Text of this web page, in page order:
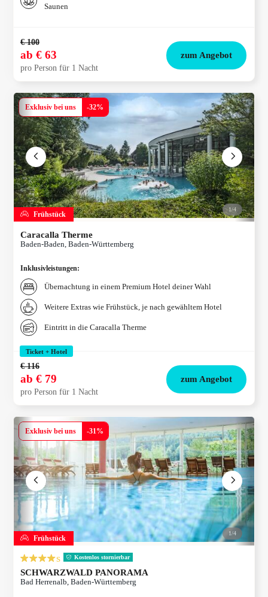
Saunen
€ 100
ab € 63
pro Person für 1 Nacht
zum Angebot
Frühstück
Exklusiv bei uns -32%
1/4
Caracalla Therme
Baden-Baden, Baden-Württemberg
Inklusivleistungen:
Übernachtung in einem Premium Hotel deiner Wahl
Weitere Extras wie Frühstück, je nach gewähltem Hotel
Eintritt in die Caracalla Therme
Ticket + Hotel
€ 116
ab € 79
pro Person für 1 Nacht
zum Angebot
Frühstück
Exklusiv bei uns -31 %
1/4
s Kostenlos stornierbar
SCHWARZWALD PANORAMA
Bad Herrenalb, Baden-Württemberg